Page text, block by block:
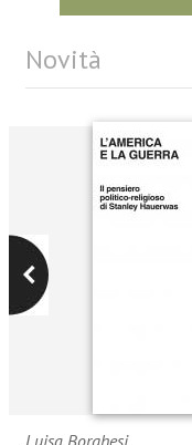
Novità
Luisa Borghesi